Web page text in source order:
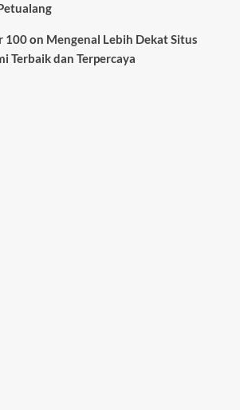
100on Mengenal Lebih Dekat Situs
Terbaik dan Terpercaya